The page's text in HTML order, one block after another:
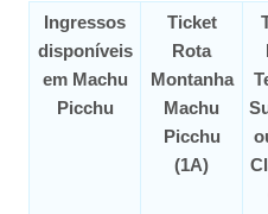
Ingressos
disponíveis
em Machu
Picchu
Ticket
Rota
Montanha
Machu
Picchu
(1A)